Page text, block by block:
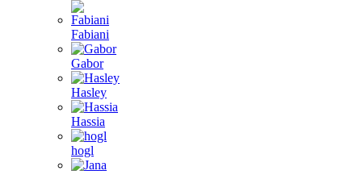
Fabiani
Gabor
Hasley
Hassia
hogl